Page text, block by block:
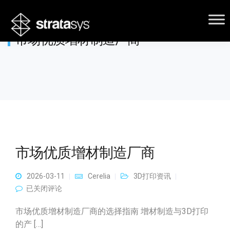
市场优质增材制造厂商
市场优质增材制造厂商
2026-03-11 Cerelia
3D打印资讯
市场优质增材制造厂商
已关闭评论
市场优质增材制造厂商的选择指南 增材制造与3D打印
的产 […]